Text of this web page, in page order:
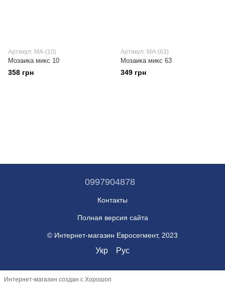
Артикул: МА-(10)
Мозаика микс 10
358 грн
Артикул: МА-(63)
Мозаика микс 63
349 грн
0997904878
Контакты
Полная версия сайта
© Интернет-магазин Евросегмент, 2023
Укр Рус
Интернет-магазин создан с Хорошоп